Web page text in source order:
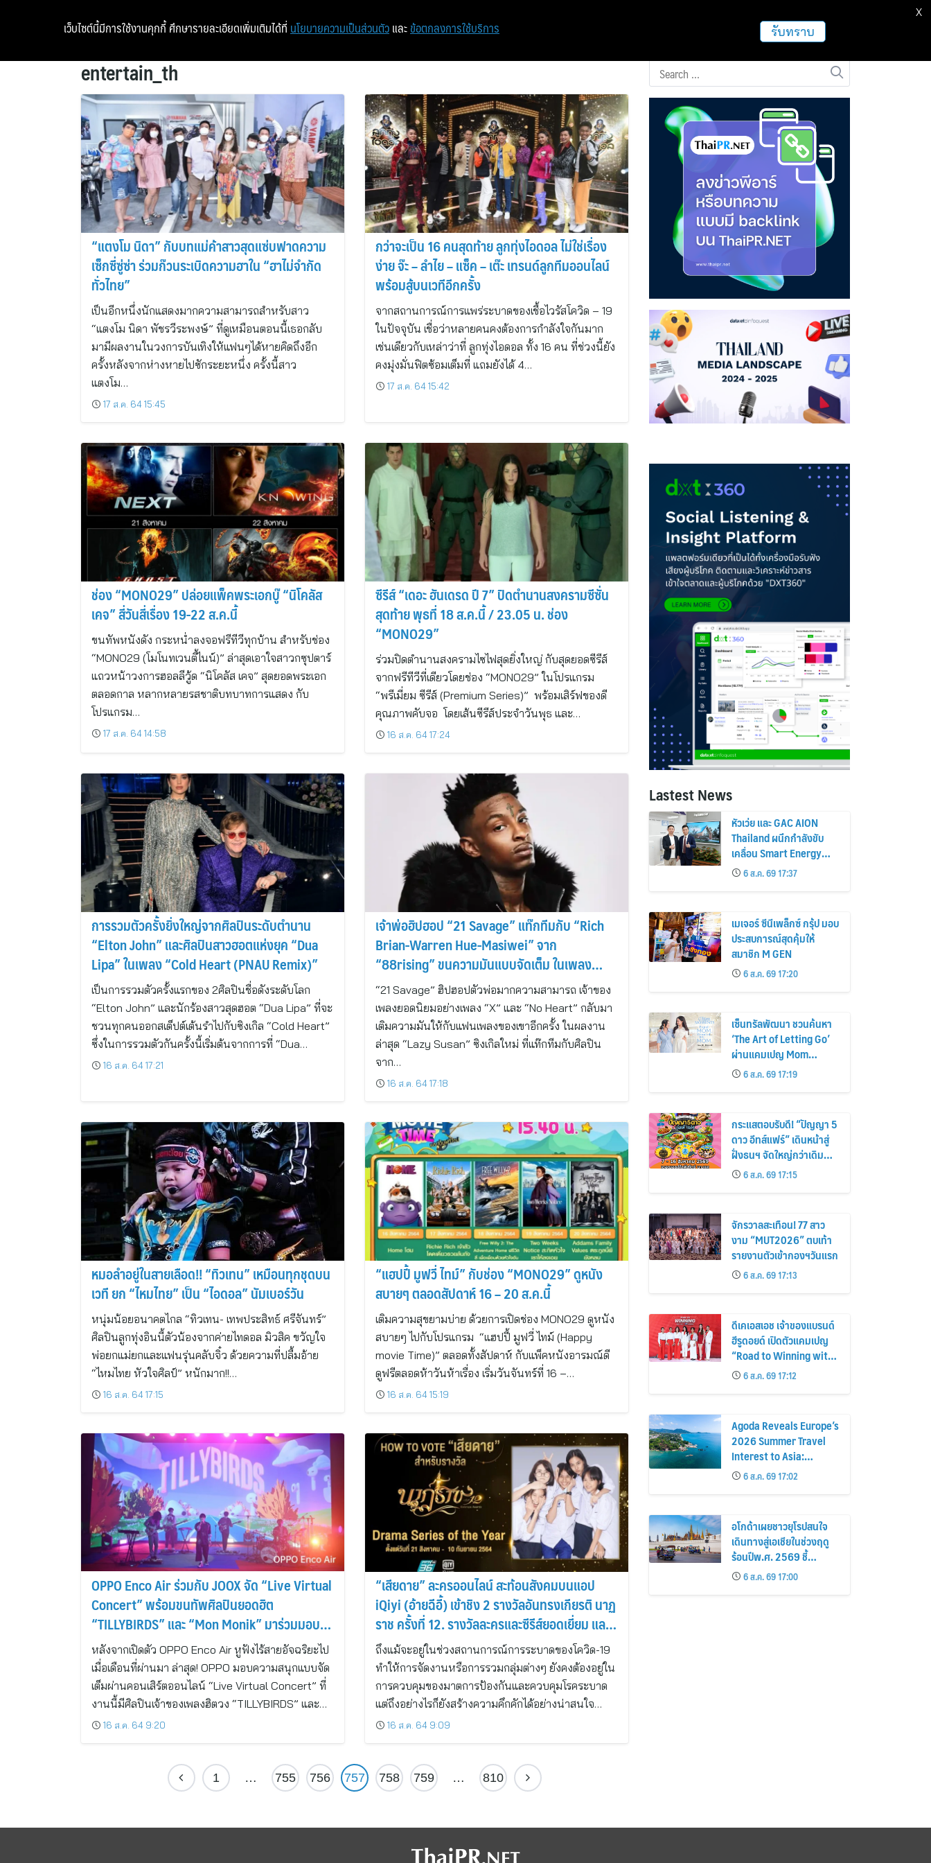
หน้าแรก ท่องเที่ยว ฝากข่าวประชาสัมพันธ์
entertain_th
“แตงโม นิดา” กับบทแม่ค้าสาวสุดแซ่บฟาดความ
เซ็กซี่ซู่ซ่า ร่วมก๊วนระเบิดความฮาใน “ฮาไม่จำกัด
ทั่วไทย”
เป็นอีกหนึ่งนักแสดงมากความสามารถสำหรับสาว
“แตงโม นิดา พัชรวีระพงษ์” ที่ดูเหมือนตอนนี้เธอกลับ
มามีผลงานในวงการบันเทิงให้แฟนๆได้หายคิดถึงอีก
ครั้งหลังจากห่างหายไปซักระยะหนึ่ง ครั้งนี้สาว
แตงโม…
17 ส.ค. 64 15:45
กว่าจะเป็น 16 คนสุดท้าย ลูกทุ่งไอดอล ไม่ใช่เรื่อง
ง่าย จ๊ะ – ลำไย – แซ็ค – เต๊ะ เทรนด์ลูกทีมออนไลน์
พร้อมสู้บนเวทีอีกครั้ง
จากสถานการณ์การแพร่ระบาดของเชื้อไวรัสโควิด – 19
ในปัจจุบัน เชื่อว่าหลายคนคงต้องการกำลังใจกันมาก
เช่นเดียวกับเหล่าว่าที่ ลูกทุ่งไอดอล ทั้ง 16 คน ที่ช่วงนี้ยัง
คงมุ่งมั่นฟิตซ้อมเต็มที่ แถมยังได้ 4…
17 ส.ค. 64 15:42
ช่อง “MONO29” ปล่อยแพ็คพระเอกบู๊ “นิโคลัส
เคจ” สี่วันสี่เรื่อง 19-22 ส.ค.นี้
ขนทัพหนังดัง กระหน่ำลงจอฟรีทีวีทุกบ้าน สำหรับช่อง
“MONO29 (โมโนทเวนตี้ไนน์)” ล่าสุดเอาใจสาวกซุปตาร์
แถวหน้าวงการฮอลลีวู้ด “นิโคลัส เคจ” สุดยอดพระเอก
ตลอดกาล หลากหลายรสชาติบทบาทการแสดง กับ
โปรแกรม…
17 ส.ค. 64 14:58
ซีรีส์ “เดอะ ฮันเดรด ปี 7” ปิดตำนานสงครามซีซั่น
สุดท้าย พุธที่ 18 ส.ค.นี้ / 23.05 น. ช่อง
“MONO29”
ร่วมปิดตำนานสงครามไซไฟสุดยิ่งใหญ่ กับสุดยอดซีรีส์
จากฟรีทีวีที่เดียวโดยช่อง “MONO29” ในโปรแกรม
“พรีเมี่ยม ซีรีส์ (Premium Series)” พร้อมเสิร์ฟของดี
คุณภาพคับจอ โดยเส้นซีรีส์ประจำวันพุธ และ…
16 ส.ค. 64 17:24
การรวมตัวครั้งยิ่งใหญ่จากศิลปินระดับตำนาน
“Elton John” และศิลปินสาวฮอตแห่งยุค “Dua
Lipa” ในเพลง “Cold Heart (PNAU Remix)”
เป็นการรวมตัวครั้งแรกของ 2ศิลปินชื่อดังระดับโลก
“Elton John” และนักร้องสาวสุดฮอต “Dua Lipa” ที่จะ
ชวนทุกคนออกสเต็ปต์เต้นรำไปกับซิงเกิล “Cold Heart”
ซึ่งในการรวมตัวกันครั้งนี้เริ่มต้นจากการที่ “Dua…
16 ส.ค. 64 17:21
เจ้าพ่อฮิปฮอป “21 Savage” แท๊กทีมกับ “Rich
Brian-Warren Hue-Masiwei” จาก
“88rising” ขนความมันแบบจัดเต็ม ในเพลง
“Lazy Susan”
“21 Savage” ฮิปฮอปตัวพ่อมากความสามารถ เจ้าของ
เพลงยอดนิยมอย่างเพลง “X” และ “No Heart” กลับมา
เติมความมันให้กับแฟนเพลงของเขาอีกครั้ง ในผลงาน
ล่าสุด “Lazy Susan” ซิงเกิลใหม่ ที่แท๊กทีมกับศิลปิน
จาก…
16 ส.ค. 64 17:18
หมอลำอยู่ในสายเลือด!! “ทิวเทน” เหมือนทุกชุดบน
เวที ยก “ไหมไทย” เป็น “ไอดอล” นัมเบอร์วัน
หนุ่มน้อยอนาคตไกล “ทิวเทน- เทพประสิทธ์ ศรีจันทร์”
ศิลปินลูกทุ่งอินนี้ตัวน้องจากค่ายไทดอล มิวสิค ขวัญใจ
พ่อยกแม่ยกและแฟนรุ่นคลับจิ๋ว ด้วยความที่ปลื้มอ้าย
“ไหมไทย หัวใจศิลป์” หนักมาก!!…
16 ส.ค. 64 17:15
“แฮปปี้ มูฟวี่ ไทม์” กับช่อง “MONO29” ดูหนัง
สบายๆ ตลอดสัปดาห์ 16 – 20 ส.ค.นี้
เติมความสุขยามบ่าย ด้วยการเปิดช่อง MONO29 ดูหนัง
สบายๆ ไปกับโปรแกรม “แฮปปี้ มูฟวี่ ไทม์ (Happy
movie Time)” ตลอดทั้งสัปดาห์ กับแพ็คหนังอารมณ์ดี
ดูฟรีตลอดห้าวันห้าเรื่อง เริ่มวันจันทร์ที่ 16 –…
16 ส.ค. 64 15:19
OPPO Enco Air ร่วมกับ JOOX จัด “Live Virtual
Concert” พร้อมขนทัพศิลปินยอดฮิต
“TILLYBIRDS” และ “Mon Monik” มาร่วมมอบ
ความสนุก สุดมันส์แบบจัดเต็ม!
หลังจากเปิดตัว OPPO Enco Air หูฟังไร้สายอัจฉริยะไป
เมื่อเดือนที่ผ่านมา ล่าสุด! OPPO มอบความสนุกแบบจัด
เต็มผ่านคอนเสิร์ตออนไลน์ “Live Virtual Concert” ที่
งานนี้มีศิลปินเจ้าของเพลงฮิตวง “TILLYBIRDS” และ…
16 ส.ค. 64 9:20
“เสียดาย” ละครออนไลน์ สะท้อนสังคมบนแอป
iQiyi (อ้ายฉีอี้) เข้าชิง 2 รางวัลอันทรงเกียรติ นาฏ
ราช ครั้งที่ 12. รางวัลละครและซีรีส์ยอดเยี่ยม และ
รางวัล Darma Series of the year.
ถึงแม้จะอยู่ในช่วงสถานการณ์การระบาดของโควิด-19
ทำให้การจัดงานหรือการรวมกลุ่มต่างๆ ยังคงต้องอยู่ใน
การควบคุมของมาตการป้องกันและควบคุมโรคระบาด
แต่ถึงอย่างไรก็ยังสร้างความคึกคักได้อย่างน่าสนใจ…
16 ส.ค. 64 9:09
1 … 755 756 757 758 759 … 810
Lastest News
หัวเว่ย และ GAC AION
Thailand ผนึกกำลังขับ
เคลื่อน Smart Energy
Ecosystem เชื่อม GAC
GN8 PHEV รถยนต์ MPV
ระดับพรีเมียม เข้ากับ
พลังงานแสงอาทิตย์ภายใน
บ้าน
6 ส.ค. 69 17:37
เมเจอร์ ซีนีเพล็กซ์ กรุ้ป มอบ
ประสบการณ์สุดคุ้มให้
สมาชิก M GEN
6 ส.ค. 69 17:20
เซ็นทรัลพัฒนา ชวนค้นหา
‘The Art of Letting Go’
ผ่านแคมเปญ Mom
Moments: Proud Mom.
Proud of My Mom.
6 ส.ค. 69 17:19
กระแสตอบรับดี! “ปัญญา 5
ดาว อีทส์แฟร์” เดินหน้าสู่
ฝั่งธนฯ จัดใหญ่กว่าเดิม
ร้านเด็ดเพิ่ม อิ่มฟิน 10 วัน
เต็ม!
6 ส.ค. 69 17:15
จักรวาลสะเทือน! 77 สาว
งาม “MUT2026” ตบเท้า
รายงานตัวเข้ากองฯวันแรก
6 ส.ค. 69 17:13
ดีเคเอสเอช เจ้าของแบรนด์
ฮีรูดอยด์ เปิดตัวแคมเปญ
“Road to Winning with
the MPS Science”
6 ส.ค. 69 17:12
Agoda Reveals Europe’s
2026 Summer Travel
Interest to Asia:
Bangkok, Koh Samui,
and Pattaya Among the
Top Cities
6 ส.ค. 69 17:02
อโกด้าเผยชาวยุโรปสนใจ
เดินทางสู่เอเชียในช่วงฤดู
ร้อนปีพ.ศ. 2569 ชี้
กรุงเทพฯ เกาะสมุย และ
พัทยา ติดอันดับเมืองยอด
นิยม
6 ส.ค. 69 17:00
เว็บไซต์นี้มีการใช้งานคุกกี้ ศึกษารายละเอียดเพิ่มเติมได้ที่ นโยบายความเป็นส่วนตัว และ ข้อตกลงการใช้บริการ รับทราบ
X